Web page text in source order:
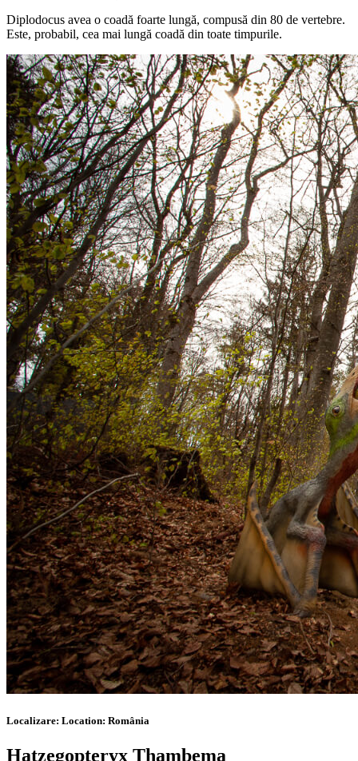
Diplodocus avea o coadă foarte lungă, compusă din 80 de vertebre.
Este, probabil, cea mai lungă coadă din toate timpurile.
Localizare: Location: România
Hatzegopteryx Thambema